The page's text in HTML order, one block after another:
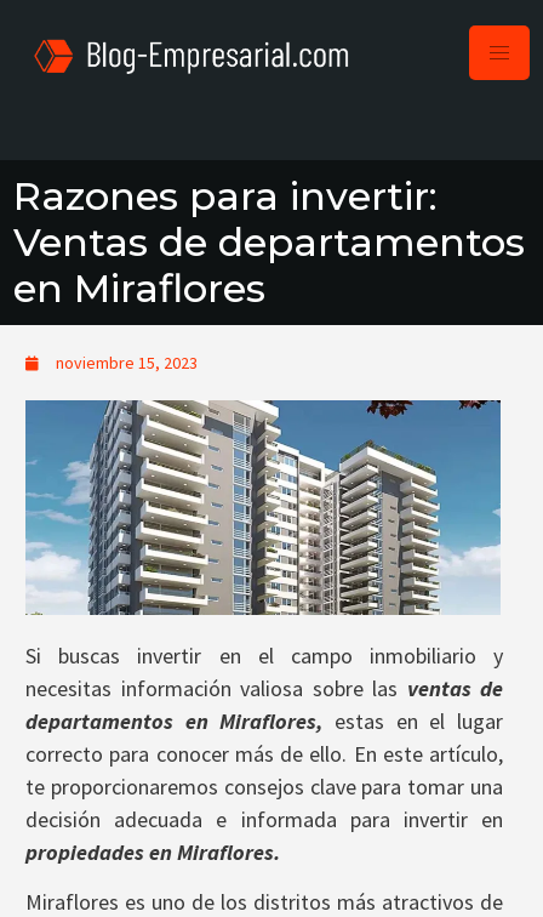
Razones para invertir:
Ventas de departamentos
en Miraflores
noviembre 15, 2023
Si buscas invertir en el campo inmobiliario y
necesitas información valiosa sobre las ventas de
departamentos en Miraflores, estas en el lugar
correcto para conocer más de ello. En este artículo,
te proporcionaremos consejos clave para tomar una
decisión adecuada e informada para invertir en
propiedades en Miraflores.
Miraflores es uno de los distritos más atractivos de